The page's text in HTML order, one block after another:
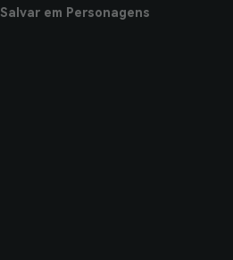
Salvar em Personagens